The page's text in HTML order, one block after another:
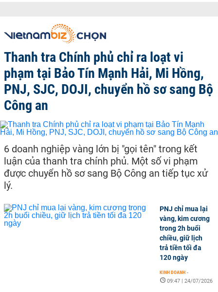
Thanh tra Chính phủ chỉ ra loạt vi
phạm tại Bảo Tín Mạnh Hải, Mi Hồng,
PNJ, SJC, DOJI, chuyển hồ sơ sang Bộ
Công an
6 doanh nghiệp vàng lớn bị "gọi tên" trong kết
luận của thanh tra chính phủ. Một số vi phạm
được chuyển hồ sơ sang Bộ Công an tiếp tục xử
lý.
PNJ chỉ mua lại
vàng, kim cương
trong 2h buổi
chiều, giữ lịch
trả tiền tối đa
120 ngày
KINH DOANH -
09:47 | 24/07/2026